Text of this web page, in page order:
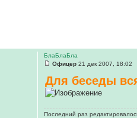
БлаБлаБла
Офицер 21 дек 2007, 18:02
Для беседы
Последний раз